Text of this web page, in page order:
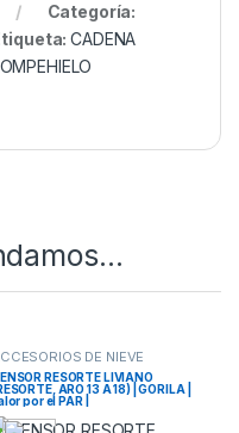
Categoría:
CADENA
DE NIEVE
RESORTE LIVIANO
ARO 13 A 18) | GORILA |
por el PAR |